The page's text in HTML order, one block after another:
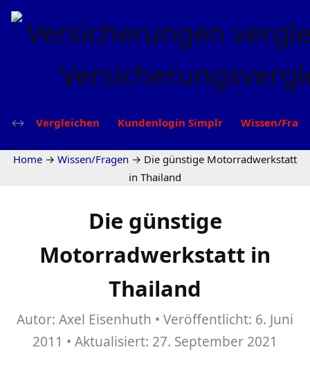
Vergleichen Kundenlogin Simplr Wissen/
Home → Wissen/Fragen → Die günstige Motorradwerkstatt
in Thailand
Die günstige
Motorradwerkstatt in
Thailand
Autor: Axel Eisenhuth Veröffentlicht: 6. Juni
2011
Aktualisiert: 27. September 2021